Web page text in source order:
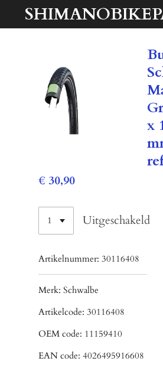
x
€ 30,90
Uitgeschakeld
Artikelnummer: 30116408
Merk: Schwalbe
Artikelcode: 30116408
OEM code: 11159410
EAN code: 4026495916608